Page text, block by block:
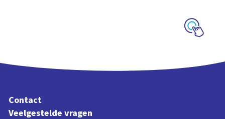
Contact
Veelgestelde vragen